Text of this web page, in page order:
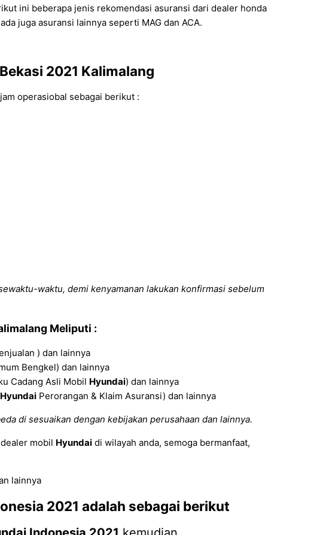
ini beberapa jenis rekomendasi asuransi dari dealer honda
juga asuransi lainnya seperti MAG dan ACA.
2021 Kalimalang
operasiobal sebagai berikut :
waktu, demi kenyamanan lakukan konfirmasi sebelum
Meliputi :
) dan lainnya
Bengkel) dan lainnya
Cadang Asli Mobil Hyundai) dan lainnya
Hyundai Perorangan & Klaim Asuransi) dan lainnya
di sesuaikan dengan kebijakan perusahaan dan lainnya.
mobil Hyundai di wilayah anda, semoga bermanfaat,
lainnya
2021 adalah sebagai berikut